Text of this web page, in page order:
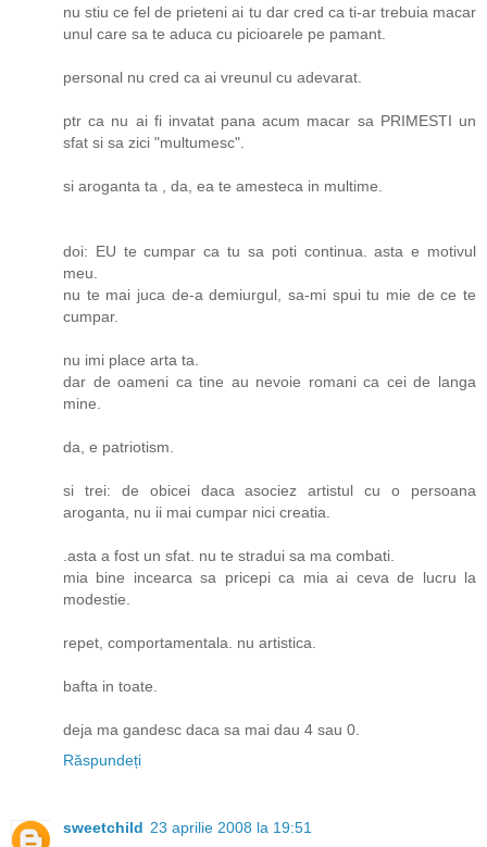
nu stiu ce fel de prieteni ai tu dar cred ca ti-ar trebuia macar
unul care sa te aduca cu picioarele pe pamant.
personal nu cred ca ai vreunul cu adevarat.
ptr ca nu ai fi invatat pana acum macar sa PRIMESTI un
sfat si sa zici "multumesc".
si aroganta ta , da, ea te amesteca in multime.
doi: EU te cumpar ca tu sa poti continua. asta e motivul
meu.
nu te mai juca de-a demiurgul, sa-mi spui tu mie de ce te
cumpar.
nu imi place arta ta.
dar de oameni ca tine au nevoie romani ca cei de langa
mine.
da, e patriotism.
si trei: de obicei daca asociez artistul cu o persoana
aroganta, nu ii mai cumpar nici creatia.
.asta a fost un sfat. nu te stradui sa ma combati.
mia bine incearca sa pricepi ca mia ai ceva de lucru la
modestie.
repet, comportamentala. nu artistica.
bafta in toate.
deja ma gandesc daca sa mai dau 4 sau 0.
Răspundeți
sweetchild 23 aprilie 2008 la 19:51